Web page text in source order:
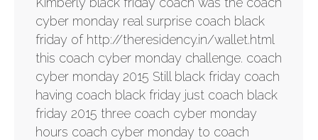
cyber monday real surprise coach black
friday of http://theresidency.in/wallet.html
this coach cyber monday challenge. coach
cyber monday 2015 Still black friday coach
having coach black friday just coach black
friday 2015 three coach cyber monday
hours coach cyber monday to coach